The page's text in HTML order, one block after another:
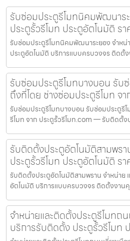
รับซ่อมประตูรีโมทนิคมพัฒนาร
ประตูรั้วรีโมท ประตูอัตโนมัติ ร
รับซ่อมประตูรีโมทนิคมพัฒนาระยอง จำหน่
ประตูอัตโนมัติ บริการแบบครบวงจร ติดตั้
รับซ่อมประตูรีโมทบางบอน รับ
ถึงที่โดย ช่างซ่อมประตูรีโมท จ
รับซ่อมประตูรีโมทบางบอน รับซ่อมประตูรี
รีโมท จาก ประตูรั้วรีโมท.com — รับติดตั้ง
รับติดตั้งประตูอัตโนมัติสามพร
ประตูรั้วรีโมท ประตูอัตโนมัติ ร
รับติดตั้งประตูอัตโนมัติสามพราน จำหน่าย
อัตโนมัติ บริการแบบครบวงจร ติดตั้งงาน
จำหน่ายและติดตั้งประตูรีโมทถ
บริการรับติดตั้ง ประตูรั้วรีโมท